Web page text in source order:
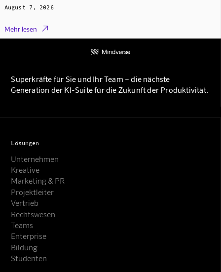
August 7, 2026
Mehr lesen 
Superkräfte für Sie und Ihr Team – die nächste
Generation der KI-Suite für die Zukunft der Produktivität.
Lösungen
Unternehmen
Kreative
Marketing & PR
Projektleiter
Vertrieb
Rechtswesen
Teams
Enterprise
Bildung
Studenten